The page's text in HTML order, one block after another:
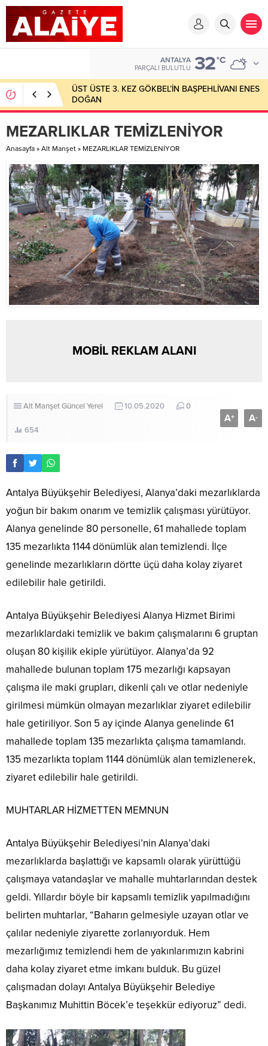
ANTALYA
PARÇALI BULUTLU 32°C
ÜST ÜSTE 3. KEZ GÖKBEL’İN BAŞPEHLİVANI ENES
DOĞAN
MEZARLIKLAR TEMİZLENİYOR
Anasayfa » Alt Manşet » MEZARLIKLAR TEMİZLENİYOR
MOBİL REKLAM ALANI
Alt ManşetGüncel Yerel 10.05.2020 0
654
A+ A-
Antalya Büyükşehir Belediyesi, Alanya’daki mezarlıklarda
yoğun bir bakım onarım ve temizlik çalışması yürütüyor.
Alanya genelinde 80 personelle, 61 mahallede toplam
135 mezarlıkta 1144 dönümlük alan temizlendi. İlçe
genelinde mezarlıkların dörtte üçü daha kolay ziyaret
edilebilir hale getirildi.
Antalya Büyükşehir Belediyesi Alanya Hizmet Birimi
mezarlıklardaki temizlik ve bakım çalışmalarını 6 gruptan
oluşan 80 kişilik ekiple yürütüyor. Alanya’da 92
mahallede bulunan toplam 175 mezarlığı kapsayan
çalışma ile maki grupları, dikenli çalı ve otlar nedeniyle
girilmesi mümkün olmayan mezarlıklar ziyaret edilebilir
hale getiriliyor. Son 5 ay içinde Alanya genelinde 61
mahallede toplam 135 mezarlıkta çalışma tamamlandı.
135 mezarlıkta toplam 1144 dönümlük alan temizlenerek,
ziyaret edilebilir hale getirildi.
MUHTARLAR HİZMETTEN MEMNUN
Antalya Büyükşehir Belediyesi’nin Alanya’daki
mezarlıklarda başlattığı ve kapsamlı olarak yürüttüğü
çalışmaya vatandaşlar ve mahalle muhtarlarından destek
geldi. Yıllardır böyle bir kapsamlı temizlik yapılmadığını
belirten muhtarlar, “Baharın gelmesiyle uzayan otlar ve
çalılar nedeniyle ziyarette zorlanıyorduk. Hem
mezarlığımız temizlendi hem de yakınlarımızın kabrini
daha kolay ziyaret etme imkanı bulduk. Bu güzel
çalışmadan dolayı Antalya Büyükşehir Belediye
Başkanımız Muhittin Böcek’e teşekkür ediyoruz” dedi.